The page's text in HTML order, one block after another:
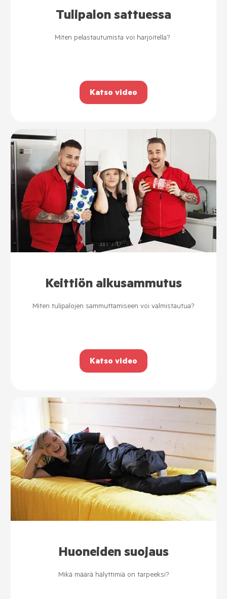
Tulipalon sattuessa
Miten pelastautumista voi harjoitella?
Katso video
Keittiön alkusammutus
Miten tulipalojen sammuttamiseen voi valmistautua?
Katso video
Huoneiden suojaus
Mikä määrä hälyttimiä on tarpeeksi?